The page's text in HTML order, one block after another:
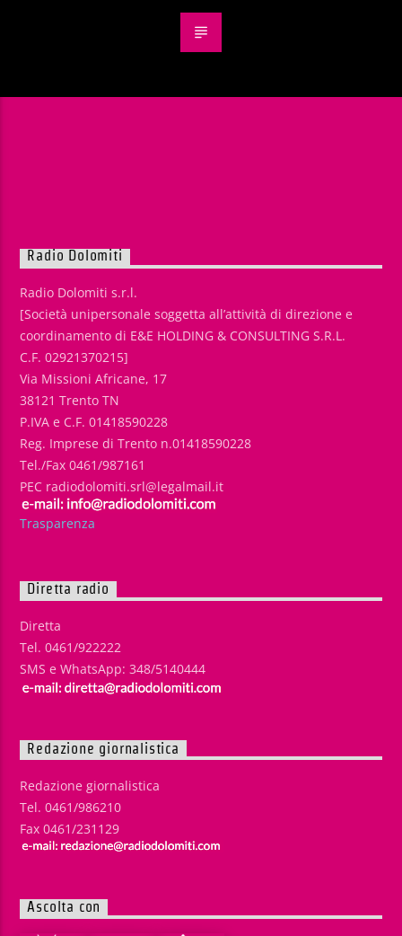
Radio Dolomiti
Radio Dolomiti s.r.l.
[Società unipersonale soggetta all’attività di direzione e
coordinamento di E&E HOLDING & CONSULTING S.R.L.
C.F. 02921370215]
Via Missioni Africane, 17
38121 Trento TN
P.IVA e C.F. 01418590228
Reg. Imprese di Trento n.01418590228
Tel./Fax 0461/987161
PEC radiodolomiti.srl@legalmail.it
Trasparenza
Diretta radio
Diretta
Tel. 0461/922222
SMS e WhatsApp: 348/5140444
Redazione giornalistica
Redazione giornalistica
Tel. 0461/986210
Fax 0461/231129
Ascolta con